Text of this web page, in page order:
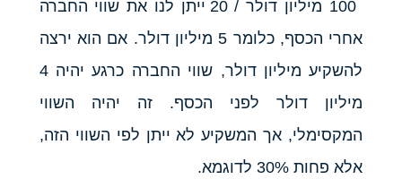
100 מיליון דולר / 20 ייתן לנו את שווי החברה
אחרי הכסף, כלומר 5 מיליון דולר. אם הוא ירצה
להשקיע מיליון דולר, שווי החברה כרגע יהיה 4
מיליון דולר לפני הכסף. זה יהיה השווי
המקסימלי, אך המשקיע לא ייתן לפי השווי הזה,
אלא פחות 30% לדוגמא.